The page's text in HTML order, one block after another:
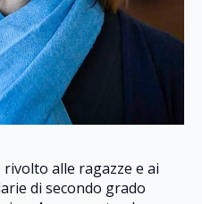
alle ragazze e ai
di secondo grado